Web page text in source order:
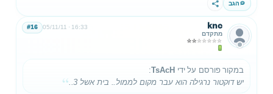
הגב שתף
knc
מתקדם
05/11/11 16:33
#16
במקור פורסם על ידי TsAcH
:
יש דוקטור נרגילה הוא עבר מקום לממול.. בית אשל 3..